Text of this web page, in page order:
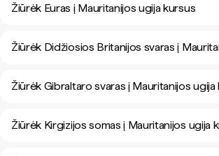
Žiūrėk Euras į Mauritanijos ugija kursus
Žiūrėk Didžiosios Britanijos svaras į
Žiūrėk Gibraltaro svaras į Mauritanijos ugija
Žiūrėk Kirgizijos somas į Mauritanijos ugija